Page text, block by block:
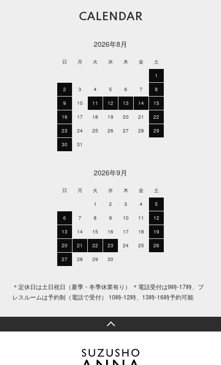
CALENDAR
2026年8月
日 月 火 水 木 金
土
1
2
3 4 5 6 7
8
9
10 11 12 13 14
15
16
17 18 19 20 21
22
23
24 25 26 27 28
29
30
31
2026年9月
日 月 火 水 木 金
土
1
2 3 4
5
6
7 8 9 10 11
12
13
14 15 16 17 18
19
20
21 22 23 24 25
26
27
28 29 30
＊定休日は土日祝日（夏季・冬季休業有り） ＊電話受付は9時-17時、プ
レスルームは予約制（電話で受付） 10時-12時、13時-16時予約可能